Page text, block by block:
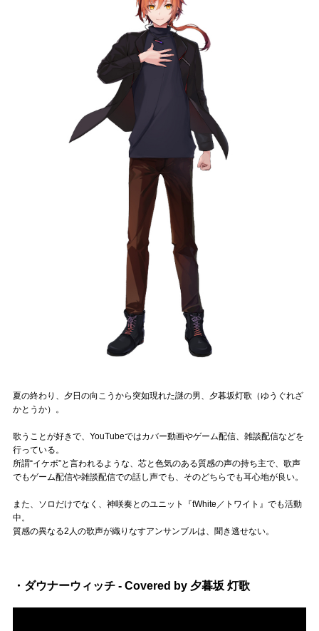
muevoクラウドファンディング
muevoコミュニティ
ぶいクラ！by muevo
ぶいコミュ！by muevo
夏の終わり、夕日の向こうから突如現れた謎の男、夕暮坂灯歌（ゆうぐれざ
かとうか）。
歌うことが好きで、YouTubeではカバー動画やゲーム配信、雑談配信などを
行っている。
所謂“イケボ”と言われるような、芯と色気のある質感の声の持ち主で、歌声
でもゲーム配信や雑談配信での話し声でも、そのどちらでも耳心地が良い。
また、ソロだけでなく、神咲奏とのユニット『tWhite／トワイト』でも活動
中。
質感の異なる2人の歌声が織りなすアンサンブルは、聞き逃せない。
・ダウナーウィッチ - Covered by 夕暮坂 灯歌